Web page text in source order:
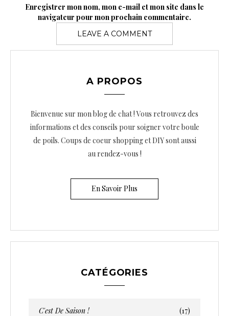
Enregistrer mon nom, mon e-mail et mon site dans le
navigateur pour mon prochain commentaire.
A PROPOS
Bienvenue sur mon blog de chat ! Vous retrouvez des
informations et des conseils pour soigner votre boule
de poils. Coups de coeur shopping et DIY sont aussi
au rendez-vous !
En Savoir Plus
CATÉGORIES
C'est De Saison ! (17)